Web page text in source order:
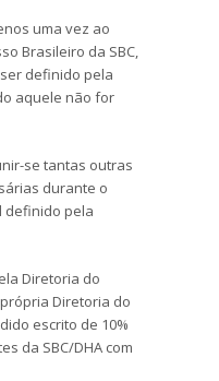
uma vez ao
Brasileiro da SBC,
definido pela
aquele não for
se tantas outras
durante o
definido pela
Diretoria do
própria Diretoria do
escrito de 10%
da SBC/DHA com